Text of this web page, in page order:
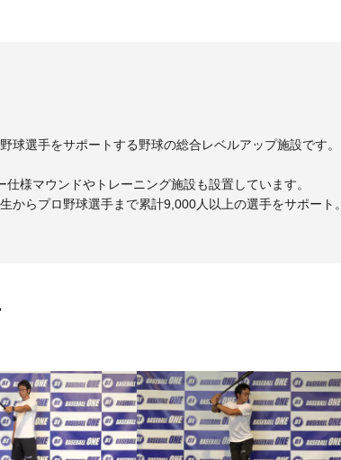
球選手をサポートする野球の総合レベルアップ施設です。
様マウンドやトレーニング施設も設置しています。
からプロ野球選手まで累計9,000人以上の選手をサポート。